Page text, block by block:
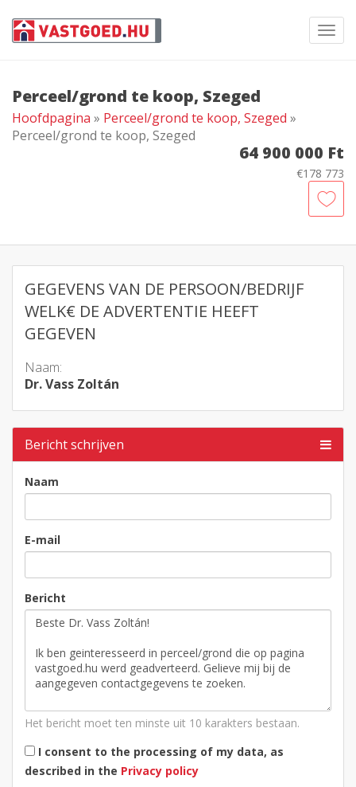
Perceel/grond te koop, Szeged
Hoofdpagina » Perceel/grond te koop, Szeged »
Perceel/grond te koop, Szeged
64 900 000 Ft
€178 773
GEGEVENS VAN DE PERSOON/BEDRIJF
WELK€ DE ADVERTENTIE HEEFT
GEGEVEN
Naam:
Dr. Vass Zoltán
Bericht schrijven
Naam
E-mail
Bericht
Het bericht moet ten minste uit 10 karakters bestaan.
I consent to the processing of my data, as
described in the Privacy policy